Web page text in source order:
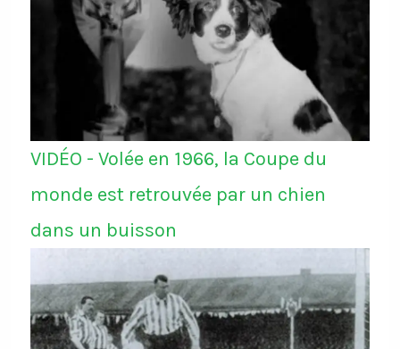
VIDÉO - Volée en 1966, la Coupe du
monde est retrouvée par un chien
dans un buisson